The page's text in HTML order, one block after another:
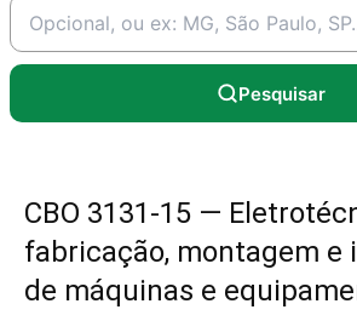
Pesquisar
CBO 3131-15 —
fabricação, montagem e
de máquinas e